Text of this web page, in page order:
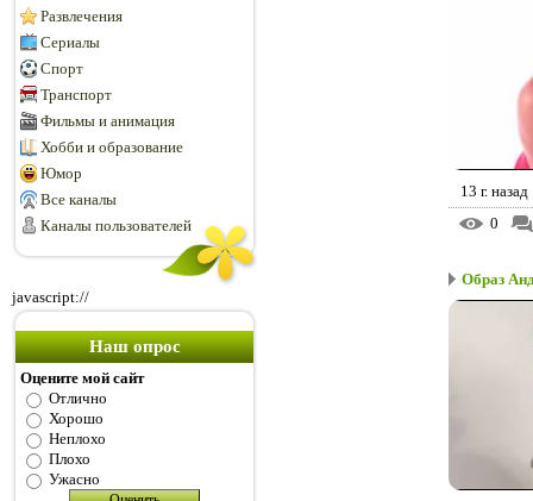
Развлечения
Сериалы
Спорт
Транспорт
Фильмы и анимация
Хобби и образование
Юмор
Все каналы
Каналы пользователей
javascript://
Наш опрос
Оцените мой сайт
Отлично
Хорошо
Неплохо
Плохо
Ужасно
13 г. назад
0
Образ